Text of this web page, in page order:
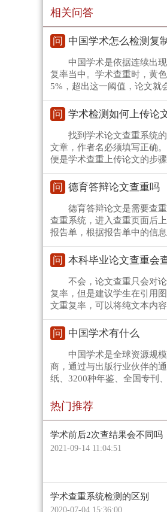
相关问答
问 中国学术怎么检测复
中国学术是依据连续出
复率当中。学术查重时，黄
5%，超出这一阈值，论文就
问 学术检测如何上传论
找到学术论文查重系统
文章，作者名必须填写正确
便是学术查重上传论文的步骤
问 德育答辩论文查重吗
德育答辩论文是需要查
查重系统，进入查重页面后
报告单，根据报告单中的信
问 本科毕业论文查重会
不会，论文查重只会对
复率，但是建议学生在引用
文重复率，可以将纯文本内
问 中国学术有什么
中国学术是全球资源规
商，通过与出版行业伙伴的
纸、3200种年鉴、全国专刊
热门推荐
学术前后2次查结果会不同吗
2021-09-14 11:04:51
学术查重系统检测的区别
2020-07-04 15:36:00